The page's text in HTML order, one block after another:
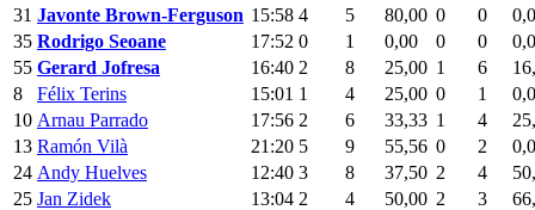
31 Javonte Brown-Ferguson 15:58 4 5 80,00 0 0
0,0
35 Rodrigo Seoane 17:52 0 1 0,00 0 0
0,0
55 Gerard Jofresa 16:40 2 8 25,00 1 6
8
Félix Terins 15:01 1 4 25,00 0 1
10 Arnau Parrado 17:56 2 6 33,33 1 4
13 Ramón Vilà 21:20 5 9 55,56 0 2
24 Andy Huelves 12:40 3 8 37,50 2 4
25 Jan Zidek 13:04 2 4 50,00 2 3